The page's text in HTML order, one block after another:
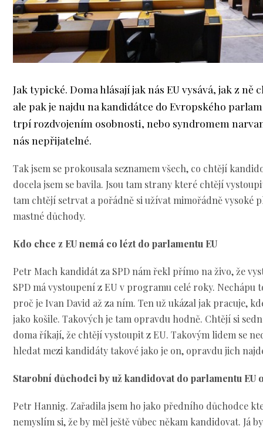
Jak typické. Doma hlásají jak nás EU vysává, jak z ně
ale pak je najdu na kandidátce do Evropského
trpí rozdvojením osobnosti, nebo syndromem
nás nepřijatelné.
Tak jsem se prokousala seznamem všech, co chtějí
docela jsem se bavila. Jsou tam strany které chtějí
tam chtějí setrvat a pořádně si užívat mimořádně vysoké
mastné důchody.
Kdo chce z EU nemá co lézt do parlamentu EU
Petr Mach kandidát za SPD nám řekl přímo na živo, že
SPD má vystoupení z EU v programu celé roky. Nechápu
proč je Ivan David až za ním. Ten už ukázal jak pracuje,
jako košile. Takových je tam opravdu hodně. Chtějí si
doma říkají, že chtějí vystoupit z EU. Takovým lidem se
hledat mezi kandidáty takové jako je on, opravdu jich
Starobní důchodci by už kandidovat do parlamentu EU
Petr Hannig. Zařadila jsem ho jako předního důchodce
nemyslím si, že by měl ještě vůbec někam kandidovat. Já